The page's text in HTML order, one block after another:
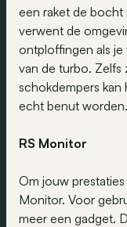
een raket de
verwent de
ontploffingen als je
van de turbo. Zelfs
schokdempers
echt benut worden.
RS Monitor
Om jouw
Monitor. Voor
meer een gadget.